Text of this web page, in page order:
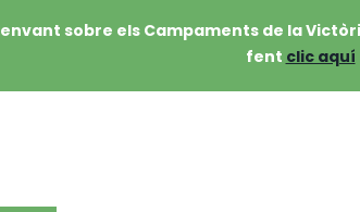
sobre els Campaments de la
fent clic aquí